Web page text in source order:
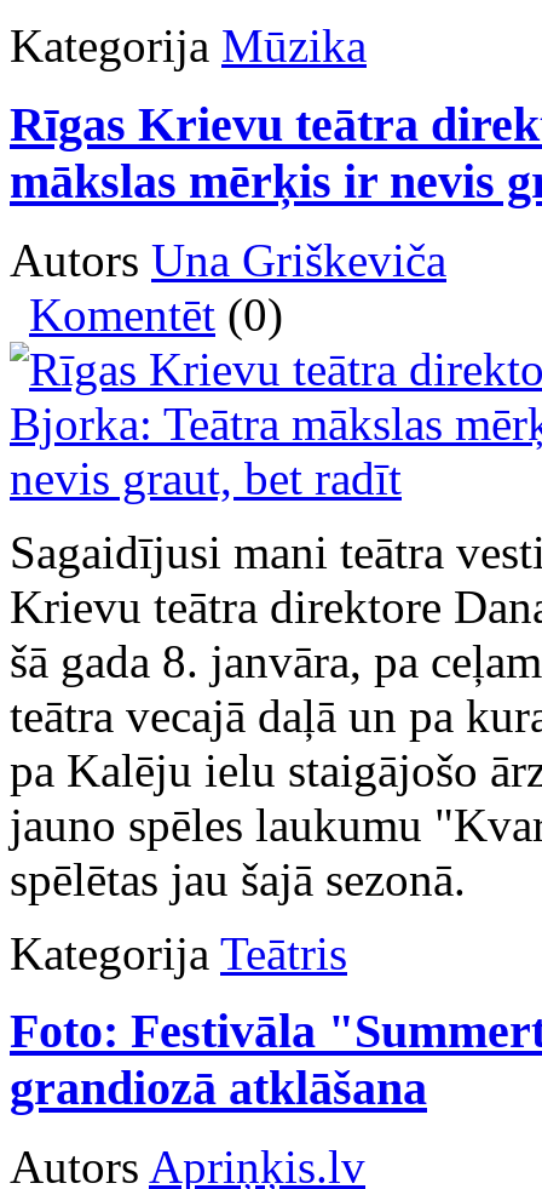
Kategorija Mūzika
Rīgas Krievu teātra
mākslas mērķis ir nevis
Autors Una Griškeviča
Komentēt (0)
Sagaidījusi mani teātra
Krievu teātra direktore
šā gada 8. janvāra, pa
teātra vecajā daļā un pa
pa Kalēju ielu staigājošo
jauno spēles laukumu
spēlētas jau šajā sezonā.
Kategorija Teātris
Foto: Festivāla
grandiozā atklāšana
Autors Apriņķis.lv